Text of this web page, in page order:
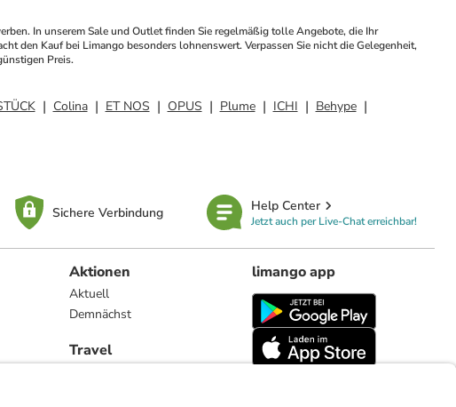
In unserem Sale und Outlet finden Sie regelmäßig tolle Angebote, die Ihr
den Kauf bei Limango besonders lohnenswert. Verpassen Sie nicht die Gelegenheit,
Preis.
Colina ET NOS OPUS Plume ICHI
Behype
Sichere Verbindung Help Center
Jetzt auch per Live-Chat erreichbar!
Aktionen
Aktuell
Demnächst
Travel
limango app